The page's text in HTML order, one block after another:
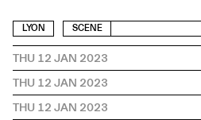
LYON SCENE
THU 12 JAN 2023
THU 12 JAN 2023
THU 12 JAN 2023